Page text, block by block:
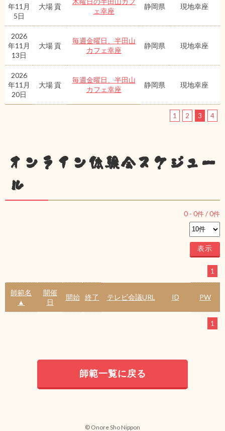
年11月
5日
大場 貢
ェ幸座
静岡県 現地幸座
2026
年11月
13日
大場 貢
毎週金曜日、半田山
カフェ幸座
静岡県 現地幸座
2026
年11月
20日
大場 貢
毎週金曜日、半田山
カフェ幸座
静岡県 現地幸座
1 2 3 4
オンライン体験会スケジュー
ル
0 - 0件 /0件
1
師範名
▲
開催
日
開始 終了 テレビ会議URL ID PW
1
師範一覧に戻る
© Onore Sho Nippon